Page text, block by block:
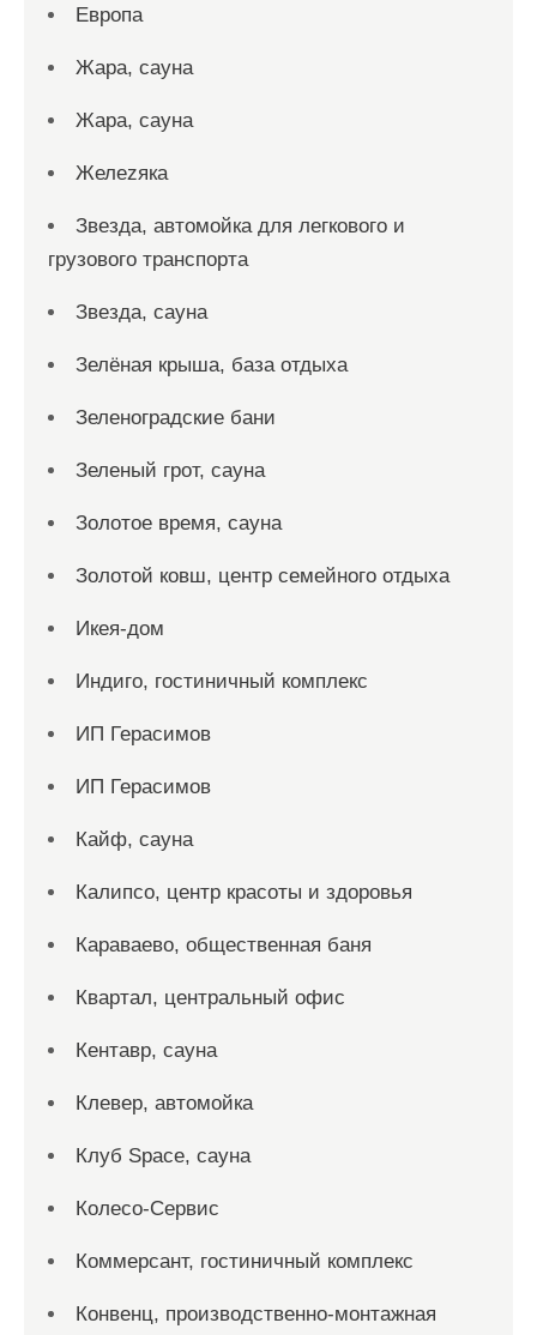
Европа
Жара, сауна
Жара, сауна
Желеzяка
Звезда, автомойка для легкового и
грузового транспорта
Звезда, сауна
Зелёная крыша, база отдыха
Зеленоградские бани
Зеленый грот, сауна
Золотое время, сауна
Золотой ковш, центр семейного отдыха
Икея-дом
Индиго, гостиничный комплекс
ИП Герасимов
ИП Герасимов
Кайф, сауна
Калипсо, центр красоты и здоровья
Караваево, общественная баня
Квартал, центральный офис
Кентавр, сауна
Клевер, автомойка
Клуб Space, сауна
Колесо-Сервис
Коммерсант, гостиничный комплекс
Конвенц, производственно-монтажная